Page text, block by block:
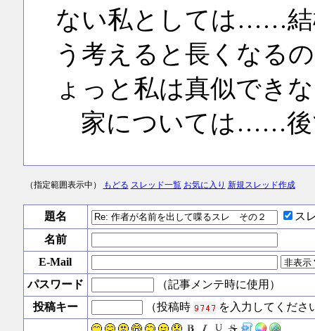
ない私としては……結
う考えると長くなる
ょっと私は真似でき
家については……後
（指定範囲表示中） もどる スレッド一覧 お気に入り 新規スレッド作成
題名
ス
名前
E-Mail
パスワード
（記事メンテ時に使用）
投稿キー
（投稿時 を入力してくださ